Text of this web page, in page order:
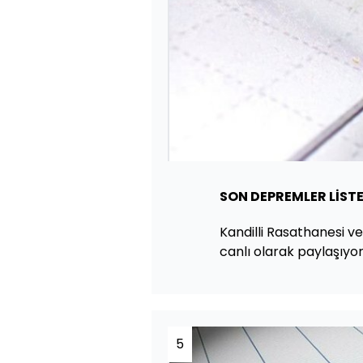
SON DEPREMLER
Kandilli Rasathanesi
canlı olarak
5